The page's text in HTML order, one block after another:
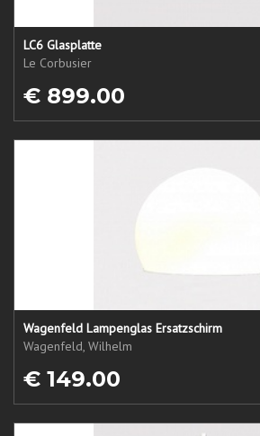
LC6 Glasplatte
Le Corbusier
€ 899.00
Wagenfeld Lampenglas Ersatzschirm
Wagenfeld, Wilhelm
€ 149.00